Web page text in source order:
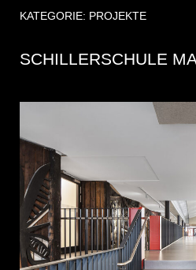
KATEGORIE: PROJEKTE
SCHILLERSCHULE